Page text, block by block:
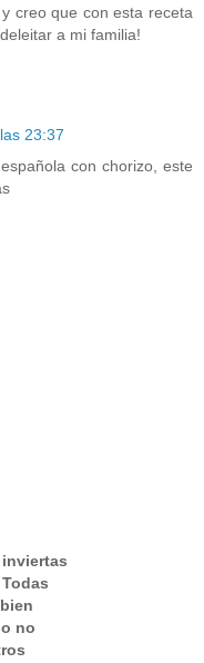
creo que con esta receta
a mi familia!
23:37
con chorizo, este
Todas
no